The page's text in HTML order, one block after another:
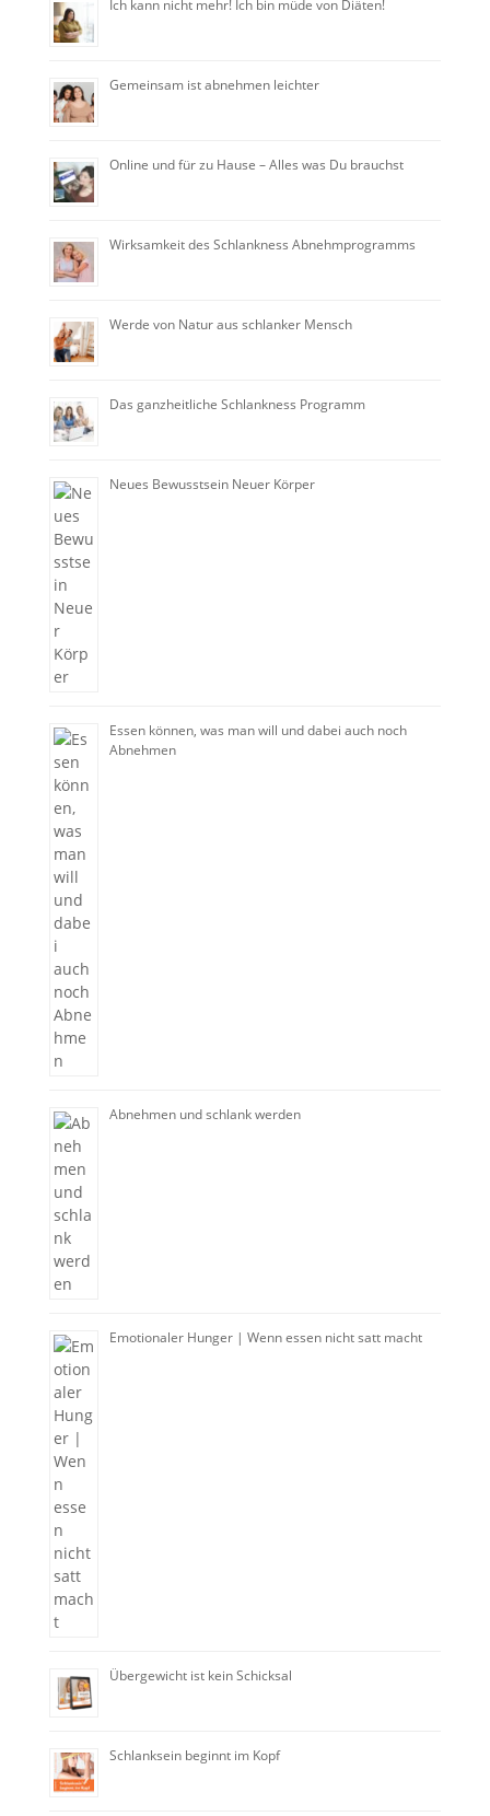
Ich kann nicht mehr! Ich bin müde von Diäten!
Gemeinsam ist abnehmen leichter
Online und für zu Hause – Alles was Du brauchst
Wirksamkeit des Schlankness Abnehmprogramms
Werde von Natur aus schlanker Mensch
Das ganzheitliche Schlankness Programm
Neues Bewusstsein Neuer Körper
Essen können, was man will und dabei auch noch
Abnehmen
Abnehmen und schlank werden
Emotionaler Hunger | Wenn essen nicht satt macht
Übergewicht ist kein Schicksal
Schlanksein beginnt im Kopf